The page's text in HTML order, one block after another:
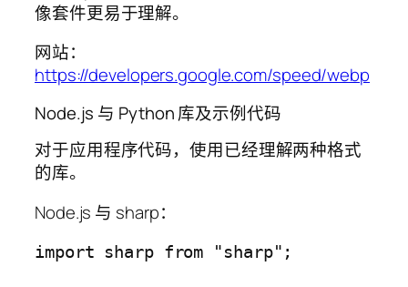
像套件更易于理解。
网站：
https://developers.google.com/speed/webp
Node.js 与 Python 库及示例代码
对于应用程序代码，使用已经理解两种格式
的库。
Node.js 与 sharp：
import sharp from "sharp";